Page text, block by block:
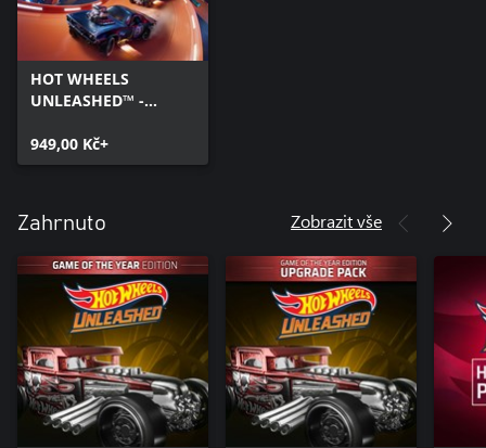
HOT WHEELS
UNLEASHED™ -
949,00 Kč+
Zahrnuto Zobrazit vše